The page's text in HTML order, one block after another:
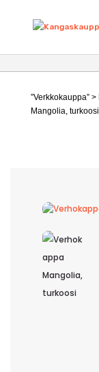
”Verkkokauppa”>
Mangolia, turkoosi